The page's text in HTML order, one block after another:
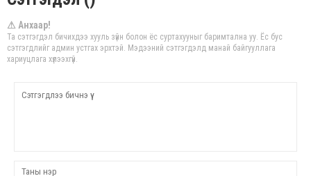
⚠ Анхаар!
Та сэтгэгдэл бичихдээ хууль зүйн болон ёс суртахууныг баримтална уу. Ёс бус
сэтгэгдлийг админ устгах эрхтэй. Мэдээний сэтгэгдэлд манай байгууллага
хариуцлага хүлээхгүй.